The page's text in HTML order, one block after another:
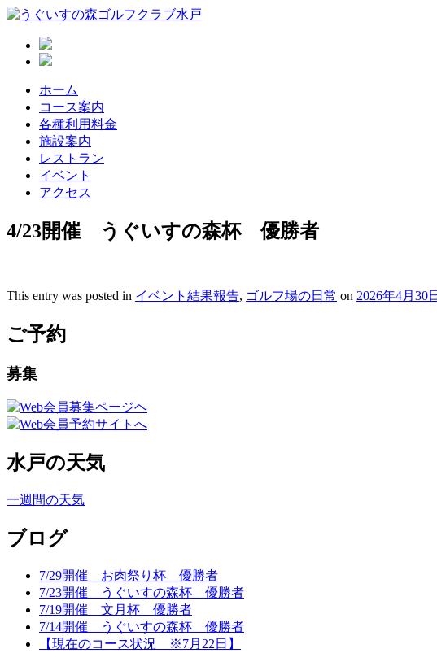
うぐいすの森ゴルフクラブ水戸
うぐいすの森ゴルフクラブ水戸は、米国PGA
ホーム
コース案内
各種利用料金
施設案内
レストラン
イベント
アクセス
4/23開催 うぐいすの森杯 優勝者
This entry was posted in イベント結果報告, ゴルフ場の日常 on 2026年4月30日
ご予約
募集
水戸の天気
一週間の天気
ブログ
7/29開催 お肉祭り杯 優勝者
7/23開催 うぐいすの森杯 優勝者
7/19開催 文月杯 優勝者
7/14開催 うぐいすの森杯 優勝者
【現在のコース状況 ※7月22日】